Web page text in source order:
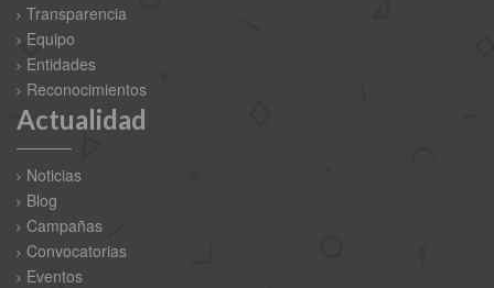
Transparencia
Equipo
Entidades
Reconocimientos
Actualidad
Noticias
Blog
Campañas
Convocatorias
Eventos